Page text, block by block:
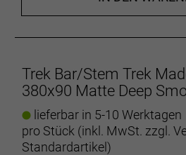
Trek Bar/Stem Trek
380x90 Matte Deep
lieferbar in 5-10 Werktagen
pro Stück (inkl. MwSt. zzgl.
Standardartikel)